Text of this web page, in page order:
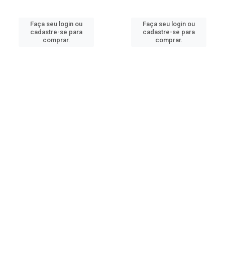
Faça seu login ou
cadastre-se para
comprar.
Faça seu login ou
cadastre-se para
comprar.